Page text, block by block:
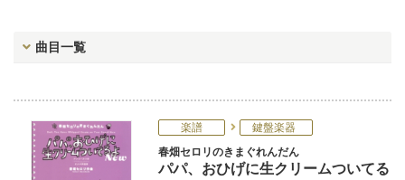
曲目一覧
楽譜
鍵盤楽器
春畑セロリのきまぐれんだん
パパ、おひげに生クリームついてる